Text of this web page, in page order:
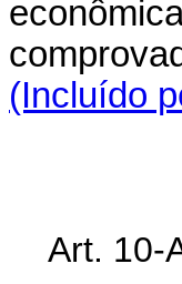
(Incluído
Art. 10-